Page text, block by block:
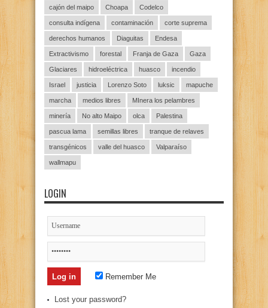
cajón del maipo Choapa Codelco
consulta indígena contaminación corte suprema
derechos humanos Diaguitas Endesa
Extractivismo forestal Franja de Gaza Gaza
Glaciares hidroeléctrica huasco incendio
Israel justicia Lorenzo Soto luksic mapuche
marcha medios libres MInera los pelambres
minería No alto Maipo olca Palestina
pascua lama semillas libres tranque de relaves
transgénicos valle del huasco Valparaíso
wallmapu
LOGIN
Remember Me
Lost your password?